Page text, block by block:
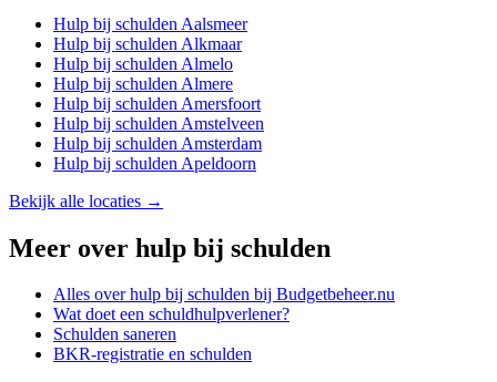
Hulp bij schulden Aalsmeer
Hulp bij schulden Alkmaar
Hulp bij schulden Almelo
Hulp bij schulden Almere
Hulp bij schulden Amersfoort
Hulp bij schulden Amstelveen
Hulp bij schulden Amsterdam
Hulp bij schulden Apeldoorn
Bekijk alle locaties →
Meer over hulp bij schulden
Alles overhulp bij schulden bij Budgetbeheer.nu
Wat doet een schuldhulpverlener?
Schulden saneren
BKR-registratie en schulden